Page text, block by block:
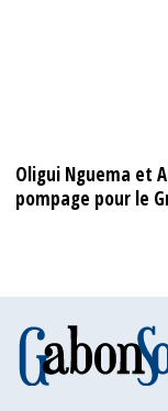
Oligui Nguema et
pompage pour le